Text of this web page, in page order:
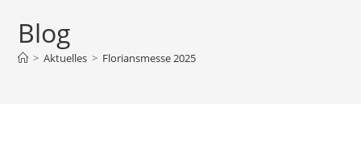
Blog
> Aktuelles > Floriansmesse 2025